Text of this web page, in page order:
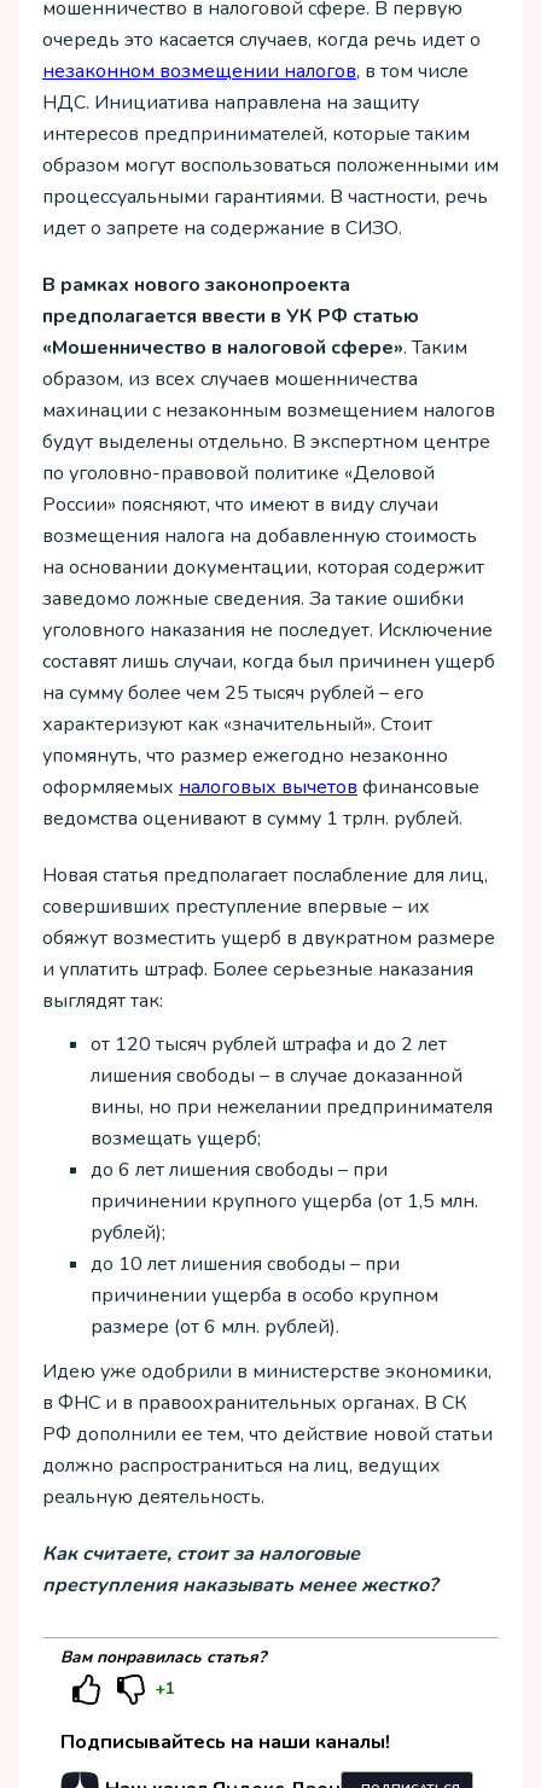
мошенничество в налоговой сфере. В первую
очередь это касается случаев, когда речь идет о
незаконном возмещении налогов, в том числе
НДС. Инициатива направлена на защиту
интересов предпринимателей, которые таким
образом могут воспользоваться положенными им
процессуальными гарантиями. В частности, речь
идет о запрете на содержание в СИЗО.
В рамках нового законопроекта
предполагается ввести в УК РФ статью
«Мошенничество в налоговой сфере». Таким
образом, из всех случаев мошенничества
махинации с незаконным возмещением налогов
будут выделены отдельно. В экспертном центре
по уголовно-правовой политике «Деловой
России» поясняют, что имеют в виду случаи
возмещения налога на добавленную стоимость
на основании документации, которая содержит
заведомо ложные сведения. За такие ошибки
уголовного наказания не последует. Исключение
составят лишь случаи, когда был причинен ущерб
на сумму более чем 25 тысяч рублей – его
характеризуют как «значительный». Стоит
упомянуть, что размер ежегодно незаконно
оформляемых налоговых вычетов финансовые
ведомства оценивают в сумму 1 трлн. рублей.
Новая статья предполагает послабление для лиц,
совершивших преступление впервые – их
обяжут возместить ущерб в двукратном размере
и уплатить штраф. Более серьезные наказания
выглядят так:
от 120 тысяч рублей штрафа и до 2 лет
лишения свободы – в случае доказанной
вины, но при нежелании предпринимателя
возмещать ущерб;
до 6 лет лишения свободы – при
причинении крупного ущерба (от 1,5 млн.
рублей);
до 10 лет лишения свободы – при
причинении ущерба в особо крупном
размере (от 6 млн. рублей).
Идею уже одобрили в министерстве экономики,
в ФНС и в правоохранительных органах. В СК
РФ дополнили ее тем, что действие новой статьи
должно распространиться на лиц, ведущих
реальную деятельность.
Как считаете, стоит за налоговые
преступления наказывать менее жестко?
Вам понравилась статья?
+1
Подписывайтесь на наши каналы!